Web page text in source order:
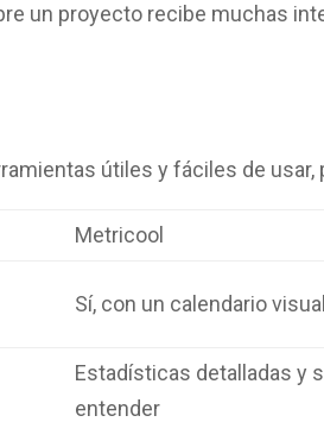
un proyecto recibe muchas
útiles y fáciles de
Metricool
Sí, con un calendario
Estadísticas detalladas y
entender